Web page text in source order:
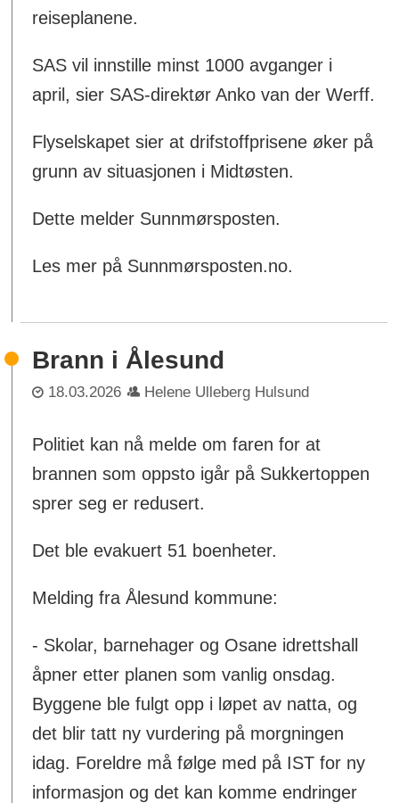
reiseplanene.
SAS vil innstille minst 1000 avganger i
april, sier SAS-direktør Anko van der Werff.
Flyselskapet sier at drifstoffprisene øker på
grunn av situasjonen i Midtøsten.
Dette melder Sunnmørsposten.
Les mer på Sunnmørsposten.no.
Brann i Ålesund
18.03.2026 Helene Ulleberg Hulsund
Politiet kan nå melde om faren for at
brannen som oppsto igår på Sukkertoppen
sprer seg er redusert.
Det ble evakuert 51 boenheter.
Melding fra Ålesund kommune:
- Skolar, barnehager og Osane idrettshall
åpner etter planen som vanlig onsdag.
Byggene ble fulgt opp i løpet av natta, og
det blir tatt ny vurdering på morgningen
idag. Foreldre må følge med på IST for ny
informasjon og det kan komme endringer